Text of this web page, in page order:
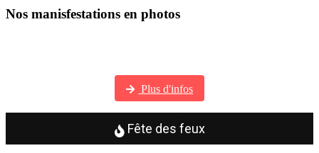
Nos manisfestations en photos
Plus d'infos
Fête des feux